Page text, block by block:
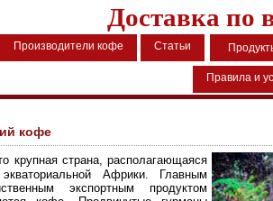
Доставка по
Производители кофе Статьи
Правила и
кофе
крупная страна, располагающаяся
Африки. Главным
экспортным продуктом